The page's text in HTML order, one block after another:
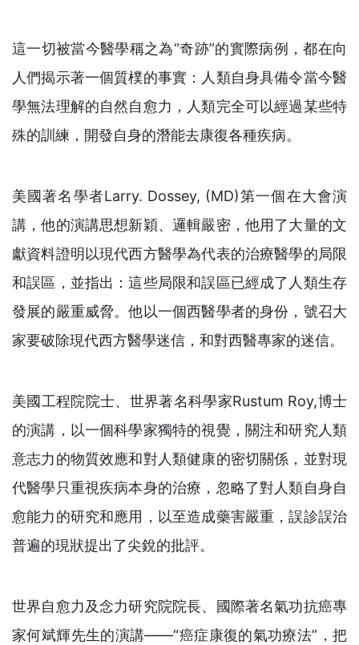
這一切被當今醫學稱之為“奇跡”的實際病例，都在向
人們揭示著一個質樸的事實：人類自身具備令當今醫
學無法理解的自然自愈力，人類完全可以經過某些特
殊的訓練，開發自身的潛能去康復各種疾病。
美國著名學者Larry. Dossey, (MD)第一個在大會演
講，他的演講思想新穎、邏輯嚴密，他用了大量的文
獻資料證明以現代西方醫學為代表的治療醫學的局限
和誤區，並指出：這些局限和誤區已經成了人類生存
發展的嚴重威脅。他以一個西醫學者的身份，號召大
家要破除現代西方醫學迷信，和對西醫專家的迷信。
美國工程院院士、世界著名科學家Rustum Roy,博士
的演講，以一個科學家獨特的視覺，關注和研究人類
意志力的物質效應和對人類健康的密切關係，並對現
代醫學只重視疾病本身的治療，忽略了對人類自身自
愈能力的研究和應用，以至造成藥害嚴重，誤診誤治
普遍的現狀提出了尖銳的批評。
世界自愈力及念力研究院院長、國際著名氣功抗癌專
家何斌輝先生的演講——“癌症康復的氣功療法”，把